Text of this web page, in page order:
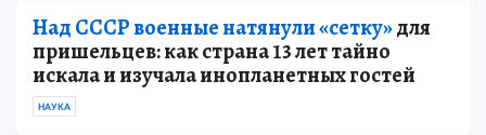
Над СССР военные натянули «сетку»для
пришельцев: как страна 13 лет тайно
искала и изучала инопланетных гостей
НАУКА